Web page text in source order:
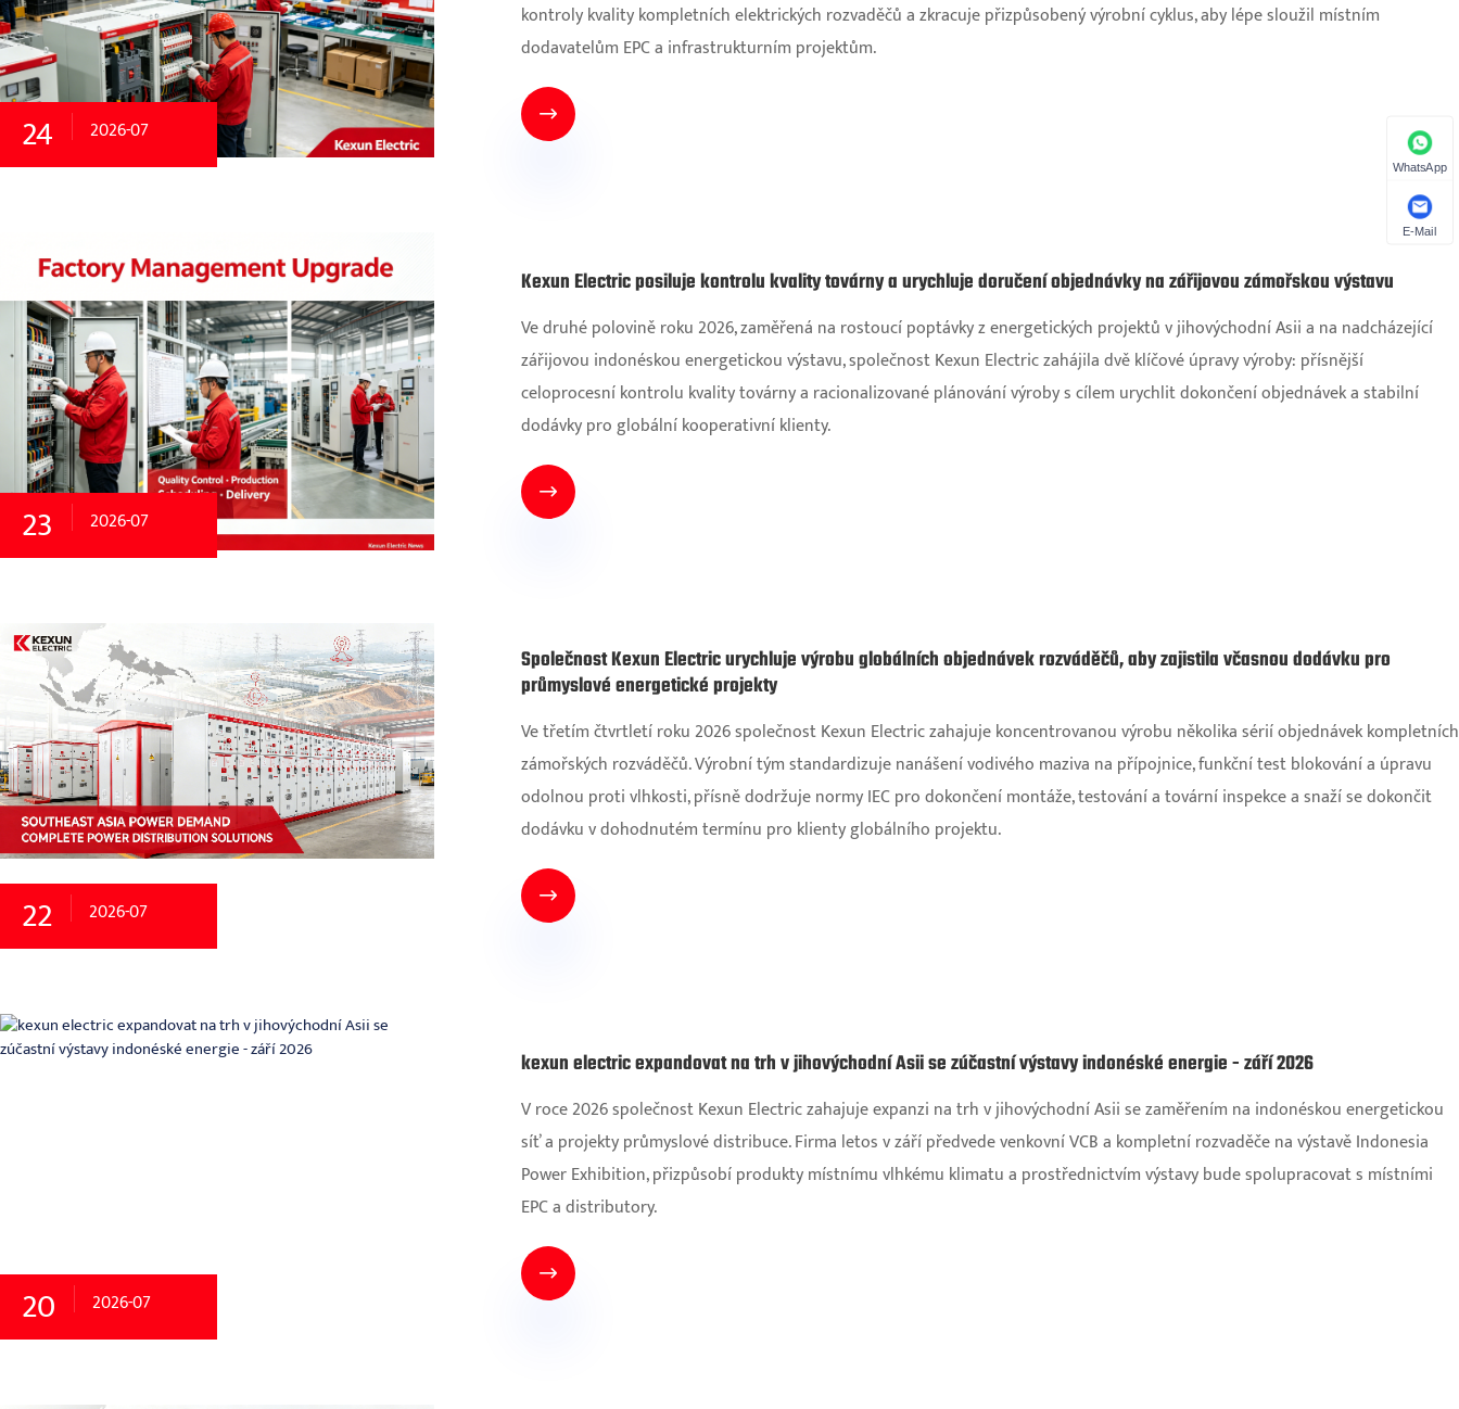
24 2026-07
kontroly kvality kompletních elektrických rozvaděčů a zkracuje přizpůsobený výrobní cyklus, aby lépe sloužil místním
dodavatelům EPC a infrastrukturním projektům.

23 2026-07
Kexun Electric posiluje kontrolu kvality továrny a urychluje doručení objednávky na zářijovou zámořskou výstavu
Ve druhé polovině roku 2026, zaměřená na rostoucí poptávky z energetických projektů v jihovýchodní Asii a na nadcházející
zářijovou indonéskou energetickou výstavu, společnost Kexun Electric zahájila dvě klíčové úpravy výroby: přísnější
celoprocesní kontrolu kvality továrny a racionalizované plánování výroby s cílem urychlit dokončení objednávek a stabilní
dodávky pro globální kooperativní klienty.

22 2026-07
Společnost Kexun Electric urychluje výrobu globálních objednávek rozváděčů, aby zajistila včasnou dodávku pro
průmyslové energetické projekty
Ve třetím čtvrtletí roku 2026 společnost Kexun Electric zahajuje koncentrovanou výrobu několika sérií objednávek kompletních
zámořských rozváděčů. Výrobní tým standardizuje nanášení vodivého maziva na přípojnice, funkční test blokování a úpravu
odolnou proti vlhkosti, přísně dodržuje normy IEC pro dokončení montáže, testování a tovární inspekce a snaží se dokončit
dodávku v dohodnutém termínu pro klienty globálního projektu.

20 2026-07
kexun electric expandovat na trh v jihovýchodní Asii se zúčastní výstavy indonéské energie - září 2026
V roce 2026 společnost Kexun Electric zahajuje expanzi na trh v jihovýchodní Asii se zaměřením na indonéskou energetickou
síť a projekty průmyslové distribuce. Firma letos v září předvede venkovní VCB a kompletní rozvaděče na výstavě Indonesia
Power Exhibition, přizpůsobí produkty místnímu vlhkému klimatu a prostřednictvím výstavy bude spolupracovat s místními
EPC a distributory.

WhatsApp
E-Mail